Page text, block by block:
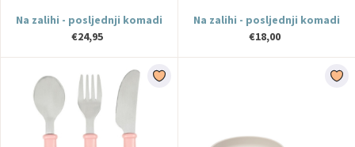
Na zalihi - posljednji komadi
€24,95
Na zalihi - posljednji komadi
€18,00